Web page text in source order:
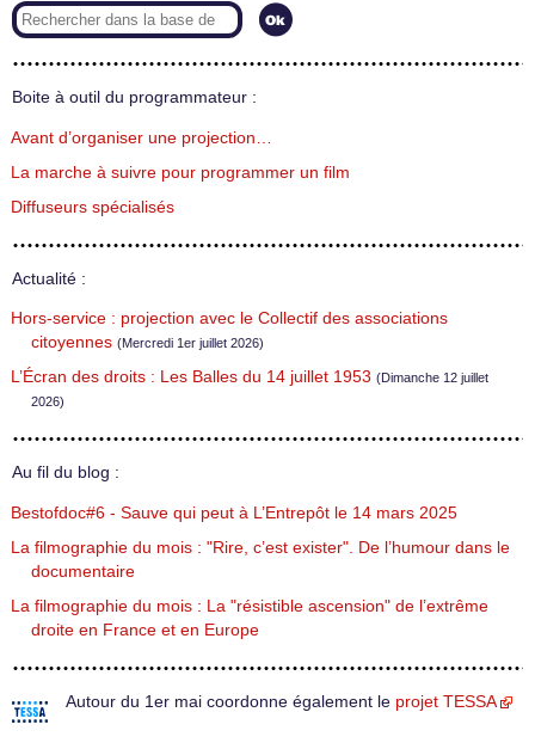
Boite à outil du programmateur :
Avant d’organiser une projection…
La marche à suivre pour programmer un film
Diffuseurs spécialisés
Actualité :
Hors-service : projection avec le Collectif des associations
citoyennes (Mercredi 1er juillet 2026)
L’Écran des droits : Les Balles du 14 juillet 1953 (Dimanche 12 juillet
2026)
Au fil du blog :
Bestofdoc#6 - Sauve qui peut à L’Entrepôt le 14 mars 2025
La filmographie du mois : "Rire, c’est exister". De l’humour dans le
documentaire
La filmographie du mois : La "résistible ascension" de l’extrême
droite en France et en Europe
Autour du 1er mai coordonne également le projet TESSA